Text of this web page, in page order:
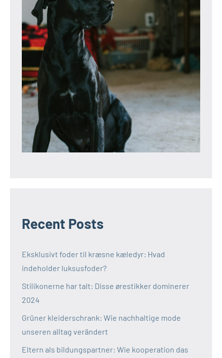
Recent Posts
Eksklusivt foder til kræsne kæledyr: Hvad
indeholder luksusfoder?
Stilikonerne har talt: Disse ørestikker dominerer
2024
Grüner kleiderschrank: Wie nachhaltige mode
unseren alltag verändert
Eltern als bildungspartner: Wie kooperation das